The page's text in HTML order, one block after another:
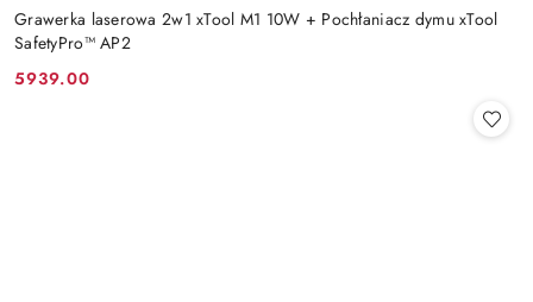
Grawerka laserowa 2w1 xTool M1 10W + Pochłaniacz dymu xTool
SafetyPro™ AP2
Cena:
5939.00